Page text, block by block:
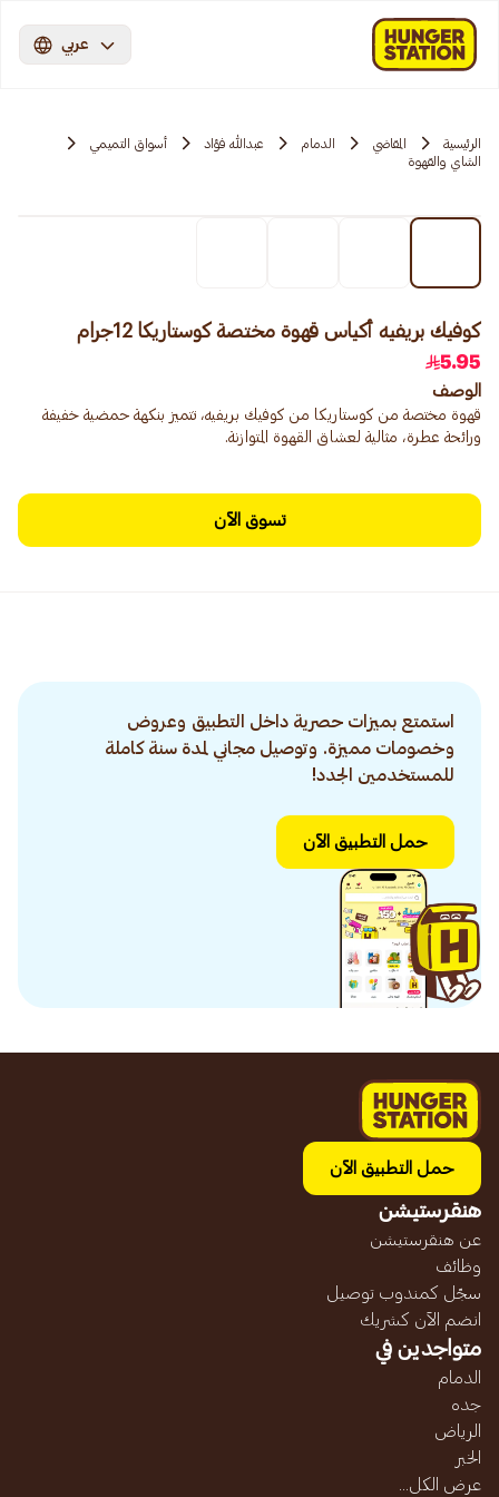
عربي
الرئيسية المقاضي الدمام عبدالله فؤاد
أسواق التميمي
الشاي والقهوة
كوفيك بريفيه أكياس قهوة مختصة كوستاريكا 12جرام
5.95
الوصف
قهوة مختصة من كوستاريكا من كوفيك بريفيه، تتميز بنكهة حمضية خفيفة
ورائحة عطرة، مثالية لعشاق القهوة المتوازنة.
تسوق الآن
استمتع بميزات حصرية داخل التطبيق وعروض
وخصومات مميزة. وتوصيل مجاني لمدة سنة كاملة
للمستخدمين الجدد!
حمل التطبيق الآن
حمل التطبيق الآن
هنقرستيشن
عن هنقرستيشن
وظائف
سجّل كمندوب توصيل
انضم الآن كشريك
متواجدين في
الدمام
جده
الرياض
الخبر
عرض الكل...